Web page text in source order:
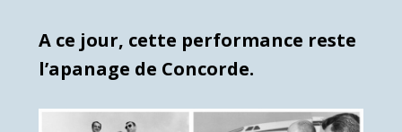
A ce jour, cette performance reste
l’apanage de Concorde.